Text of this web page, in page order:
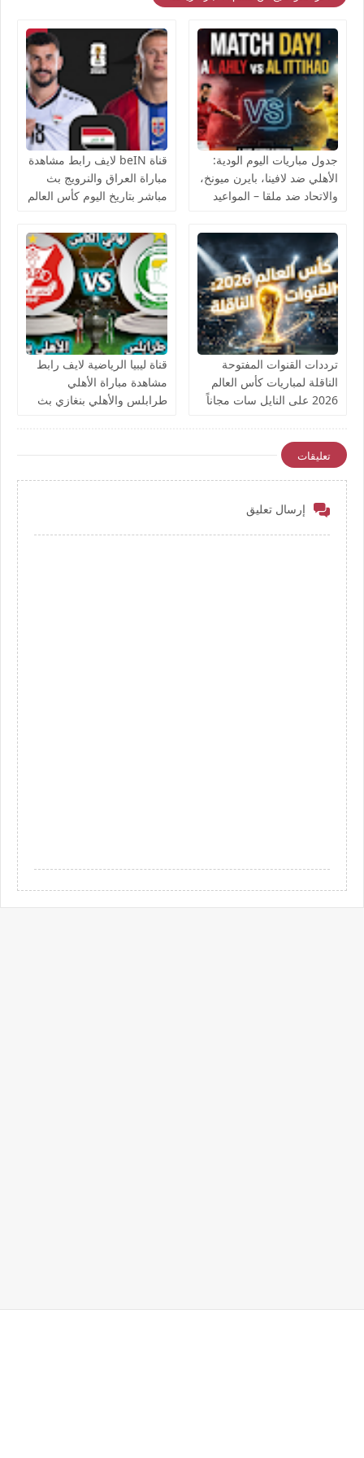
جدول مباريات اليوم الودية:
الأهلي ضد لافينا، بايرن ميونخ،
والاتحاد ضد ملقا – المواعيد
قناة beIN لايف رابط مشاهدة
مباراة العراق والنرويج بث
مباشر بتاريخ اليوم كأس العالم
ترددات القنوات المفتوحة
الناقلة لمباريات كأس العالم
2026 على النايل سات مجاناً
قناة ليبيا الرياضية لايف رابط
مشاهدة مباراة الأهلي
طرابلس والأهلي بنغازي بث
تعليقات
إرسال تعليق